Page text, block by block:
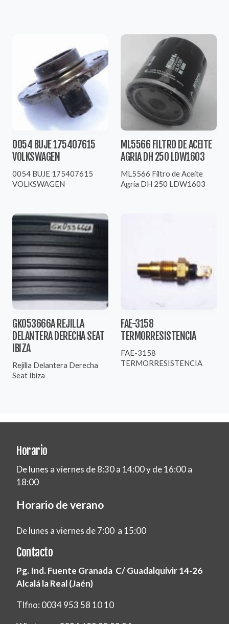
0054 BUJE 175407615
VOLKSWAGEN
0054 BUJE 175407615
VOLKSWAGEN
ML5566 FILTRO DE ACEITE
AGRIA DH 250 LDW1603
ML5566 Filtro de Aceite
Agria DH 250 LDW1603
GK053666A REJILLA
DELANTERA DERECHA SEAT
IBIZA
Rejilla Delantera Derecha
Seat Ibiza
FAE-3158
TERMORRESISTENCIA
FAE-3158
TERMORRESISTENCIA
Horario
De lunes a viernes de 8:30 a 14:00 y de 16:00 a
18:00
Horario de verano
De lunes a viernes de 7:00 a 15:00
Contacto
Pg. Ind. Fuente Granada C/ Guadalquivir 14-26
Alcalá la Real (Jaén)
Tlfno: 0034 953 58 10 10